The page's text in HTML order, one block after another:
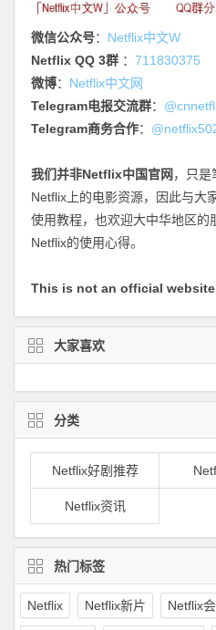
微信公众号： Netflix中文W
Netflix QQ 3群 ： 711830375
微博： Netflix中文网
Telegram电报交流群：
Telegram商务合作：
我们并非Netflix中国官网 ，只是
Netflix上的电影资源，因此与大
使用教程，也欢迎大中华地区的
Netflix的使用心得。
This is not an official
大家喜欢
分类
Netflix好剧推荐
Netflix资讯
热门标签
Netflix Netflix新片 Netflix